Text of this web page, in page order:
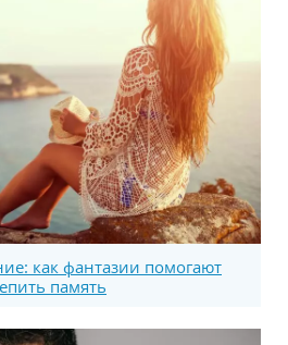
как фантазии помогают
память